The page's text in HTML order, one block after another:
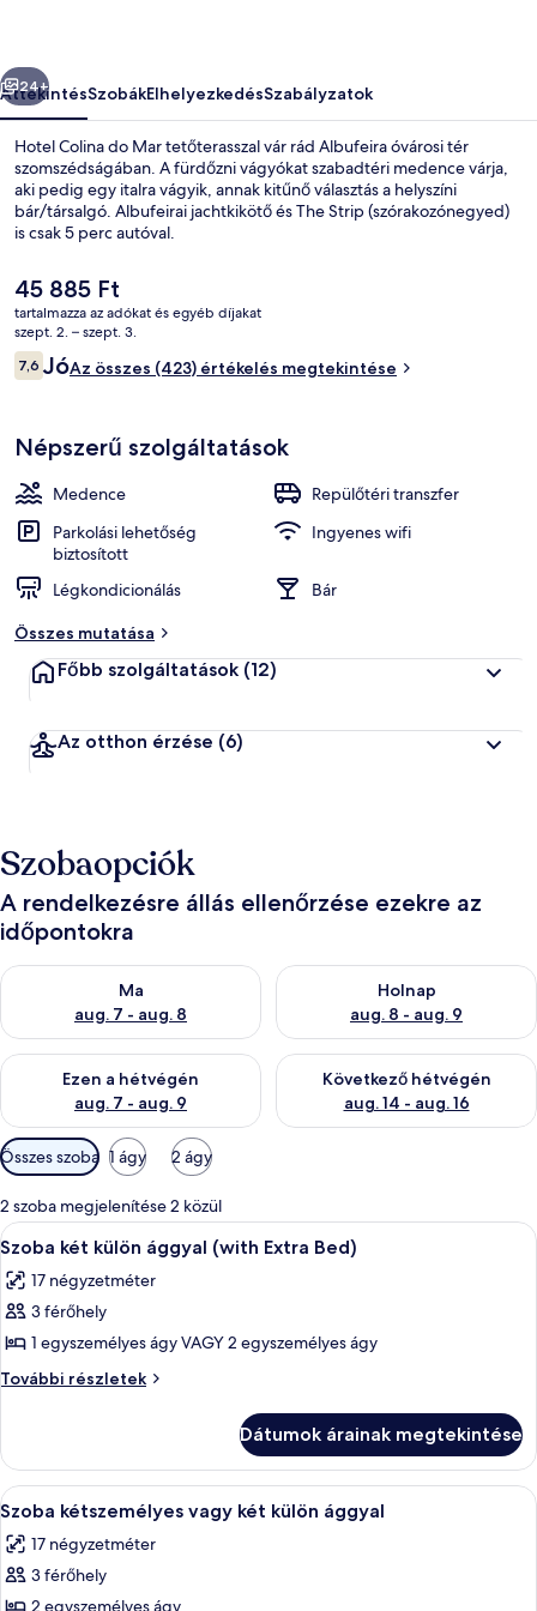
Következő
24+
ÁttekintésSzobákElhelyezkedésSzabályzatok
Hotel Colina do Mar tetőterasszal vár rád Albufeira óvárosi tér
szomszédságában. A fürdőzni vágyókat szabadtéri medence várja,
aki pedig egy italra vágyik, annak kitűnő választás a helyszíni
bár/társalgó. Albufeirai jachtkikötő és The Strip (szórakozónegyed)
is csak 5 perc autóval.
A
jelenlegi
ár
45 885 Ft
45 885 Ft
tartalmazza az adókat és egyéb díjakat
szept. 2. – szept. 3.
Értékelések
7,67,6 ennyiből: 10
JóAz összes (423) értékelés megtekintése
Népszerű szolgáltatások
Medence
Repülőtéri transzfer
Parkolási lehetőség
biztosított
Ingyenes wifi
Légkondicionálás
Bár
Összes mutatása
Főbb szolgáltatások (12)
Az otthon érzése (6)
Szobaopciók
A rendelkezésre állás ellenőrzése ezekre az
időpontokra
Ma
aug. 7 - aug. 8
A ma esti rendelkezésre állás ellenőrzése: aug. 7 - aug. 8
Holnap
aug. 8 - aug. 9
A holnapi rendelkezésre állás
Ezen a hétvégén
aug. 7 - aug. 9
A mostani hétvégi rendelkezésre állás ellenőrzése: aug. 7 -
Következő hétvégén
aug. 14 - aug. 16
A következő hétvégi
Szobákhoz
rendelkezésre
álló
szűrők
Összes szoba 1 ágy 2 ágy
2 szoba megjelenítése 2 közül
A
következő
szoba
összes
képének
megtekintése:
külön
ággyal
(with
Extra
Bed)
Egy szállodai szoba két ággyal,
4
Szoba két külön ággyal (with Extra Bed)
17 négyzetméter
3 férőhely
1 egyszemélyes ágy VAGY 2 egyszemélyes ágy
További részletek
Szoba
(with
Extra
Bed)
részletei
Dátumok árainak megtekintése
A
következő
szoba
összes
Egy szállodai szoba két ággyal,
4
Szoba kétszemélyes vagy két külön ággyal
17 négyzetméter
3 férőhely
2 egyszemélyes ágy